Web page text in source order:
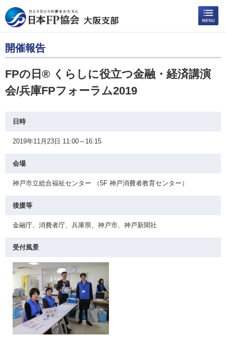
開催報告
FPの日® くらしに役立つ金融・経済講演
会/兵庫FPフォーラム2019
日時
2019年11月23日 11:00～16:15
会場
神戸市立総合福祉センター （5F 神戸消費者教育センター）
後援等
金融庁、消費者庁、兵庫県、神戸市、神戸新聞社
受付風景